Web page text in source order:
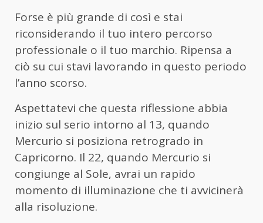
Forse è più grande di così e stai
riconsiderando il tuo intero percorso
professionale o il tuo marchio. Ripensa a
ciò su cui stavi lavorando in questo periodo
l’anno scorso.
Aspettatevi che questa riflessione abbia
inizio sul serio intorno al 13, quando
Mercurio si posiziona retrogrado in
Capricorno. Il 22, quando Mercurio si
congiunge al Sole, avrai un rapido
momento di illuminazione che ti avvicinerà
alla risoluzione.